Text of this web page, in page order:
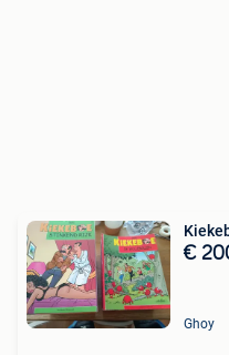
€
Ghoy